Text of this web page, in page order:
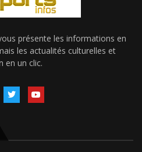
présente les informations en
les actualités culturelles et
en un clic.